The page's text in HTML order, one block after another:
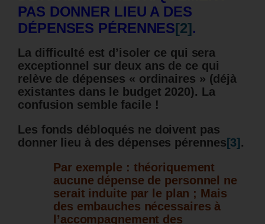
PAS DONNER LIEU A DES
DÉPENSES PÉRENNES[2].
La difficulté est d’isoler ce qui sera
exceptionnel sur deux ans de ce qui
relève de dépenses « ordinaires » (déjà
existantes dans le budget 2020). La
confusion semble facile !
Les fonds débloqués ne doivent pas
donner lieu à des dépenses pérennes [3] .
Par exemple : théoriquement
aucune dépense de personnel ne
serait induite par le plan ; Mais
des embauches nécessaires à
l’accompagnement des